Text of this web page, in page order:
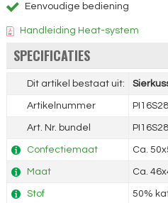
Eenvoudige bediening
Handleiding Heat-system
SPECIFICATIES
Dit artikel bestaat uit:
Artikelnummer
Art. Nr. bundel
Confectiemaat Ca.
Maat Ca.
Stof 50%